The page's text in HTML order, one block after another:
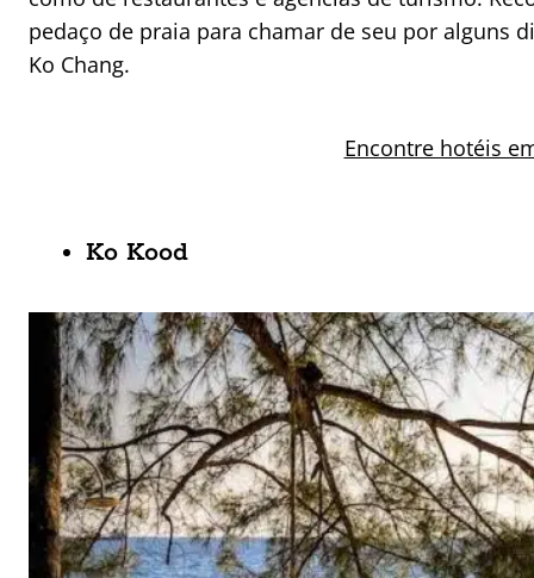
pedaço de praia para chamar de seu por alguns
Ko Chang.
Encontre hotéis
Ko Kood